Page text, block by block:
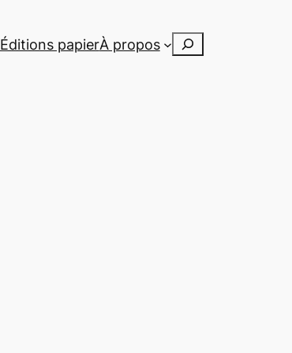
Éditions papierÀ propos Rechercher